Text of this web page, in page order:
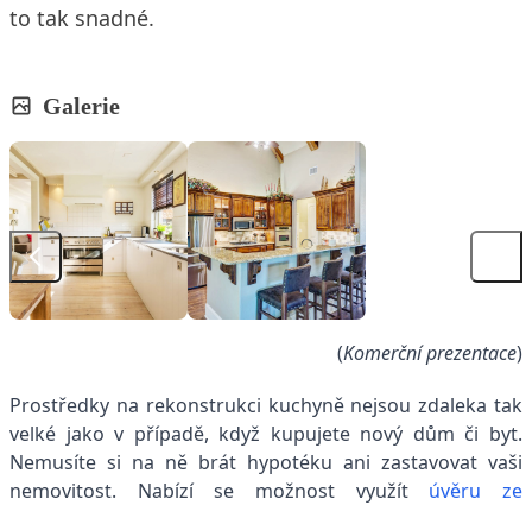
to tak snadné.
Galerie
(Komerční prezentace)
Prostředky na rekonstrukci kuchyně nejsou zdaleka tak
velké jako v případě, když kupujete nový dům či byt.
Nemusíte si na ně brát hypotéku ani zastavovat vaši
nemovitost. Nabízí se možnost využít úvěru ze